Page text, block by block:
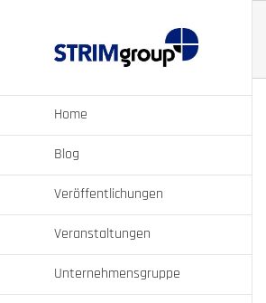
Home
Blog
Veröffentlichungen
Veranstaltungen
Unternehmensgruppe